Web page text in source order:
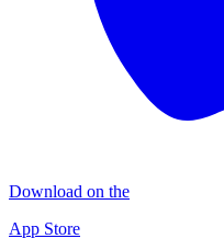
Download on the
App Store